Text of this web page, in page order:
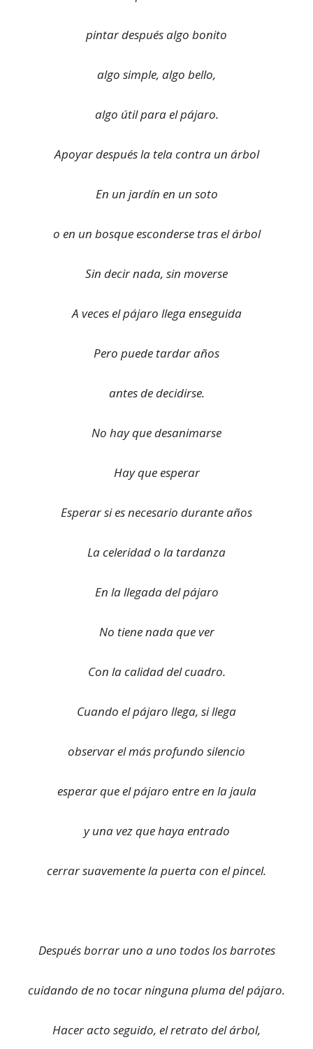
pintar después algo bonito
algo simple, algo bello,
algo útil para el pájaro.
Apoyar después la tela contra un árbol
En un jardín en un soto
o en un bosque esconderse tras el árbol
Sin decir nada, sin moverse
A veces el pájaro llega enseguida
Pero puede tardar años
antes de decidirse.
No hay que desanimarse
Hay que esperar
Esperar si es necesario durante años
La celeridad o la tardanza
En la llegada del pájaro
No tiene nada que ver
Con la calidad del cuadro.
Cuando el pájaro llega, si llega
observar el más profundo silencio
esperar que el pájaro entre en la jaula
y una vez que haya entrado
cerrar suavemente la puerta con el pincel.
Después borrar uno a uno todos los barrotes
cuidando de no tocar ninguna pluma del pájaro.
Hacer acto seguido, el retrato del árbol,